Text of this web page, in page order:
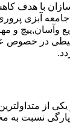
با هدف
جامعه آبزی
و مهره
در خصوص
از
پارگی نسبت